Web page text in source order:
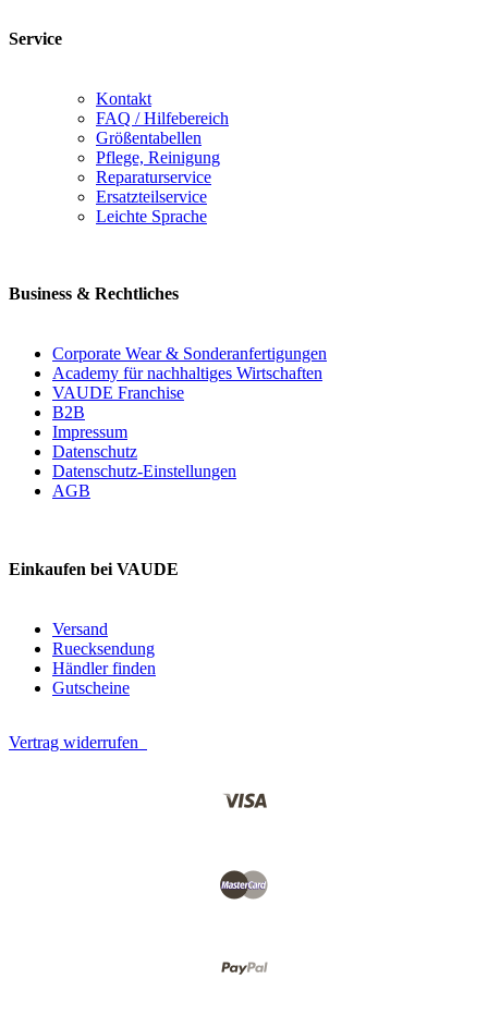
Service
Kontakt
FAQ / Hilfebereich
Größentabellen
Pflege, Reinigung
Reparaturservice
Ersatzteilservice
Leichte Sprache
Business & Rechtliches
Corporate Wear & Sonderanfertigungen
Academy für nachhaltiges Wirtschaften
VAUDE Franchise
B2B
Impressum
Datenschutz
Datenschutz-Einstellungen
AGB
Einkaufen bei VAUDE
Versand
Ruecksendung
Händler finden
Gutscheine
Vertrag widerrufen